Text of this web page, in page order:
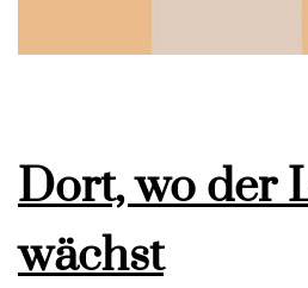
Dort, wo der
wächst